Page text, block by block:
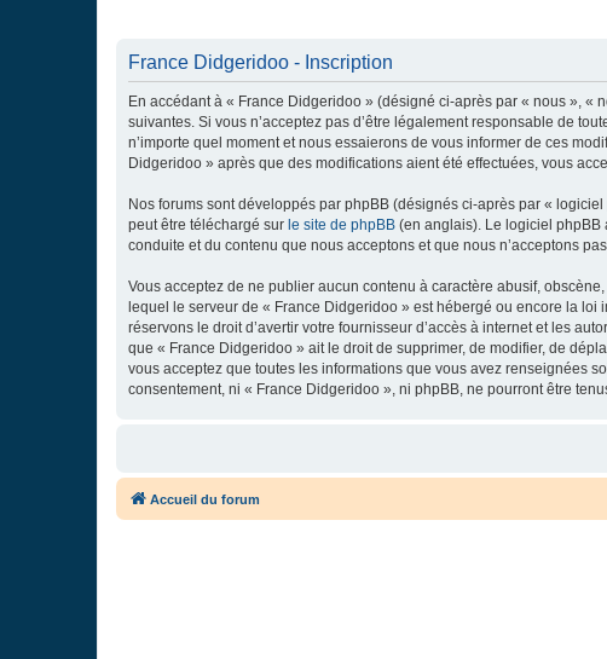
France Didgeridoo - Inscription
En accédant à « France Didgeridoo » (désigné ci-après par « nous », «
suivantes. Si vous n’acceptez pas d’être légalement responsable de
n’importe quel moment et nous essaierons de vous informer de ces
Didgeridoo » après que des modifications aient été effectuées, vous
Nos forums sont développés par phpBB (désignés ci-après par «
peut être téléchargé sur le site de phpBB (en anglais). Le logiciel phpBB
conduite et du contenu que nous acceptons et que nous n’acceptons
Vous acceptez de ne publier aucun contenu à caractère abusif,
lequel le serveur de « France Didgeridoo » est hébergé ou encore la
réservons le droit d’avertir votre fournisseur d’accès à internet et les
que « France Didgeridoo » ait le droit de supprimer, de modifier, de
vous acceptez que toutes les informations que vous avez renseignées
consentement, ni « France Didgeridoo », ni phpBB, ne pourront être
Accueil du forum